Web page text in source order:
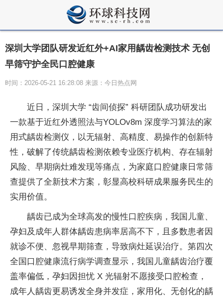
深圳大学团队研发近红外+AI家用龋齿检测技术 无创
早筛守护全民口腔健康
时间：2026-05-21 16:28:08 来源：今日热点网
近日，深圳大学 “齿间侦探” 科研团队成功研发出
一款基于近红外透照法与YOLOv8m 深度学习算法的家
用式龋齿检测仪，以无辐射、高精度、易操作的创新特
性，破解了传统龋齿检测依赖专业医疗机构、存在辐射
风险、早期病灶难发现等痛点，为家庭口腔健康日常筛
查提供了全新技术方案，彰显高校科研成果服务民生的
实用价值。
龋齿已成为全球高发的慢性口腔疾病，我国儿童、
孕妇及成年人群体龋齿患病率居高不下，且多数患者因
就诊不便、忽视早期筛查，导致病灶延误治疗。第四次
全国口腔健康流行病学调查显示，我国儿童龋齿治疗覆
盖率偏低，孕妇因担忧 X 光辐射不愿接受口腔检查，
成年人龋齿更易诱发全身并发症，家用化、无创化的龋